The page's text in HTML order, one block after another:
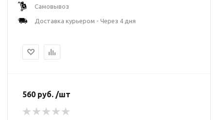
Самовывоз
Доставка курьером - Через 4 дня
560 руб. /шт